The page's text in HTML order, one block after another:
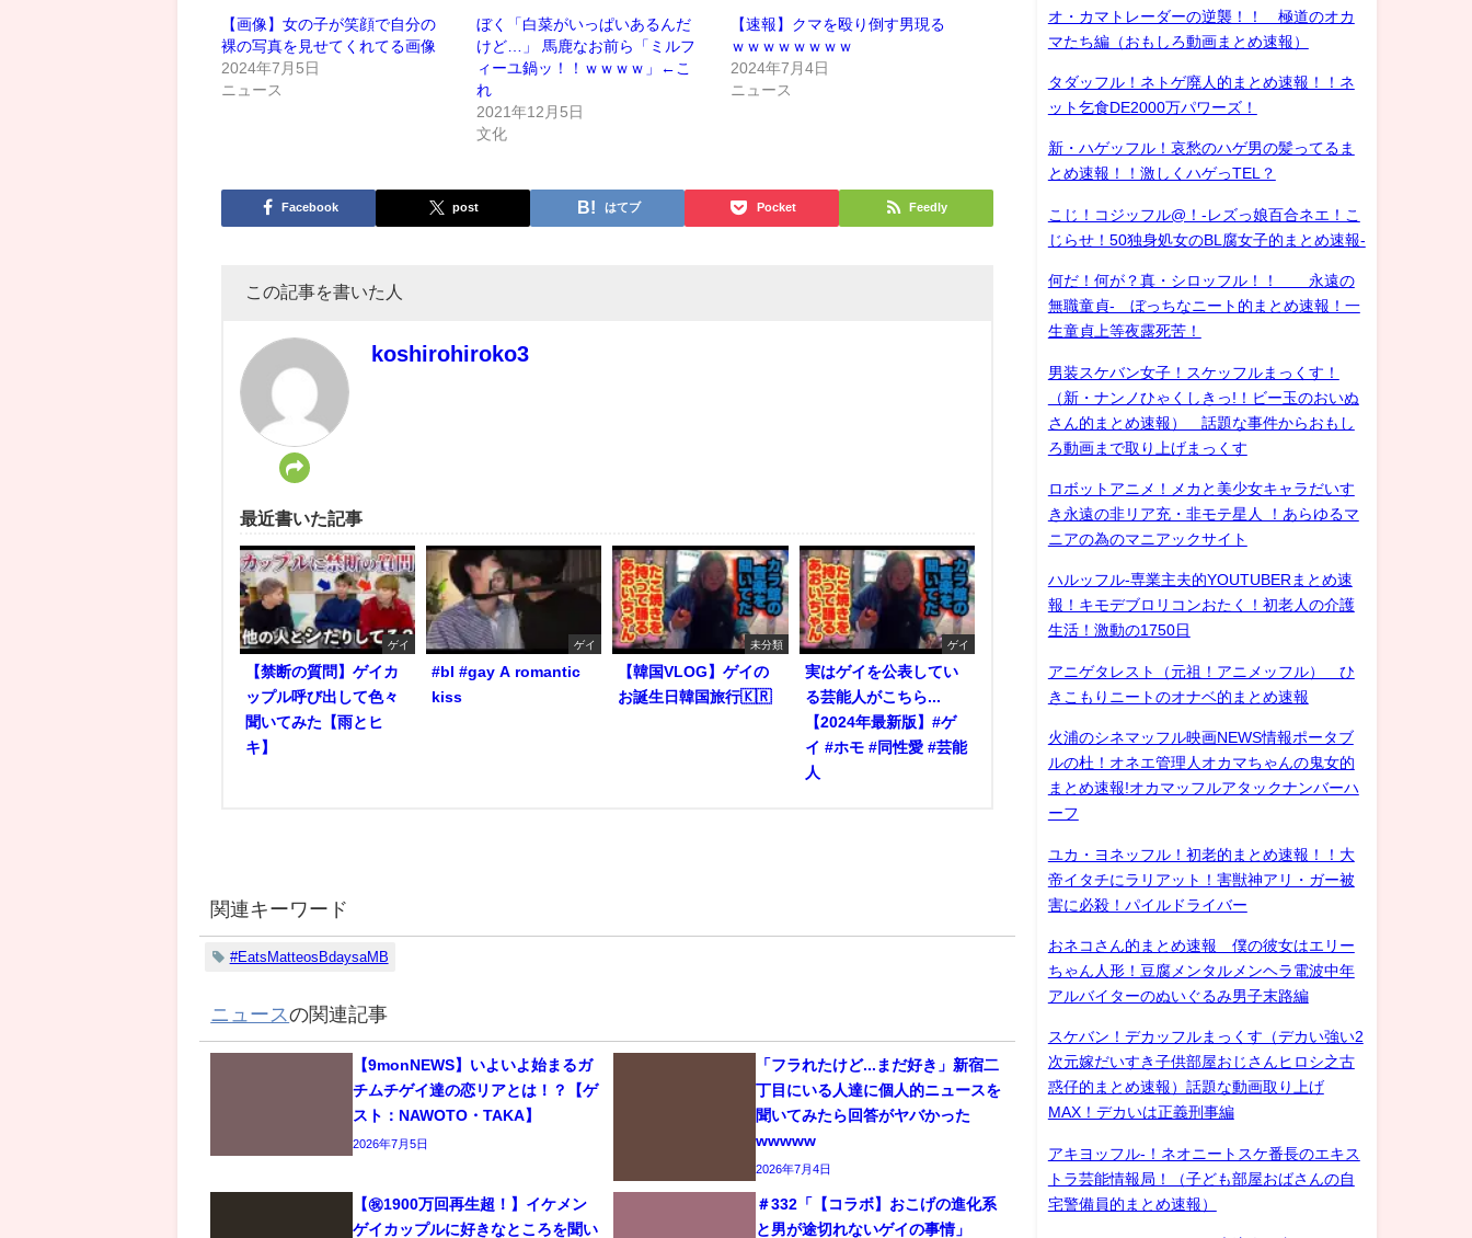
【画像】女の子が笑顔で自分の
裸の写真を見せてくれてる画像
2024年7月5日
ニュース
ぼく「白菜がいっぱいあるんだ
けど…」 馬鹿なお前ら「ミルフ
ィーユ鍋ッ！！ｗｗｗｗ」←こ
れ
2021年12月5日
文化
【速報】クマを殴り倒す男現る
ｗｗｗｗｗｗｗｗ
2024年7月4日
ニュース
Facebook post はてブ Pocket Feedly
この記事を書いた人
koshirohiroko3
最近書いた記事
ゲイ
【禁断の質問】ゲイカ
ップル呼び出して色々
聞いてみた【雨とヒ
キ】
ゲイ
#bl #gay A romantic
kiss
未分類
【韓国VLOG】ゲイの
お誕生日韓国旅行🇰🇷
ゲイ
実はゲイを公表してい
る芸能人がこちら...
【2024年最新版】#ゲ
イ #ホモ #同性愛 #芸能
人
関連キーワード
#EatsMatteosBdaysaMB
ニュースの関連記事
【9monNEWS】いよいよ始まるガ
チムチゲイ達の恋リアとは！？【ゲ
スト：NAWOTO・TAKA】
2026年7月5日
「フラれたけど...まだ好き」新宿二
丁目にいる人達に個人的ニュースを
聞いてみたら回答がヤバかった
wwwww
2026年7月4日
【㊗️1900万回再生超！】イケメン
ゲイカップルに好きなところを聞い
＃332「【コラボ】おこげの進化系
と男が途切れないゲイの事情」
オ・カマトレーダーの逆襲！！ 極道のオカ
マたち編（おもしろ動画まとめ速報）
タダッフル！ネトゲ廃人的まとめ速報！！ネ
ット乞食DE2000万パワーズ！
新・ハゲッフル！哀愁のハゲ男の髪ってるま
とめ速報！！激しくハゲっTEL？
こじ！コジッフル@！-レズっ娘百合ネエ！こ
じらせ！50独身処女のBL腐女子的まとめ速報-
何だ！何が？真・シロッフル！！ 永遠の
無職童貞- ぼっちなニート的まとめ速報！一
生童貞上等夜露死苦！
男装スケバン女子！スケッフルまっくす！
（新・ナンノひゃくしきっ!！ビー玉のおいぬ
さん的まとめ速報） 話題な事件からおもし
ろ動画まで取り上げまっくす
ロボットアニメ！メカと美少女キャラだいす
き永遠の非リア充・非モテ星人 ！あらゆるマ
ニアの為のマニアックサイト
ハルッフル-専業主夫的YOUTUBERまとめ速
報！キモデブロリコンおたく！初老人の介護
生活！激動の1750日
アニゲタレスト（元祖！アニメッフル） ひ
きこもりニートのオナベ的まとめ速報
火浦のシネマッフル映画NEWS情報ポータブ
ルの杜！オネエ管理人オカマちゃんの鬼女的
まとめ速報!オカマッフルアタックナンバーハ
ーフ
ユカ・ヨネッフル！初老的まとめ速報！！大
帝イタチにラリアット！害獣神アリ・ガー被
害に必殺！パイルドライバー
おネコさん的まとめ速報 僕の彼女はエリー
ちゃん人形！豆腐メンタルメンヘラ電波中年
アルバイターのぬいぐるみ男子末路編
スケバン！デカッフルまっくす（デカい強い2
次元嫁だいすき子供部屋おじさんヒロシ之古
惑仔的まとめ速報）話題な動画取り上げ
MAX！デカいは正義刑事編
アキヨッフル-！ネオニートスケ番長のエキス
トラ芸能情報局！（子ども部屋おばさんの自
宅警備員的まとめ速報）